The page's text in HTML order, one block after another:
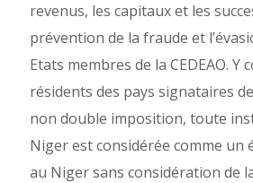
revenus, les capitaux et les
prévention de la fraude et
Etats membres de la CEDEAO. Y
résidents des pays signataires
non double imposition, toute
Niger est considérée comme un
au Niger sans considération de